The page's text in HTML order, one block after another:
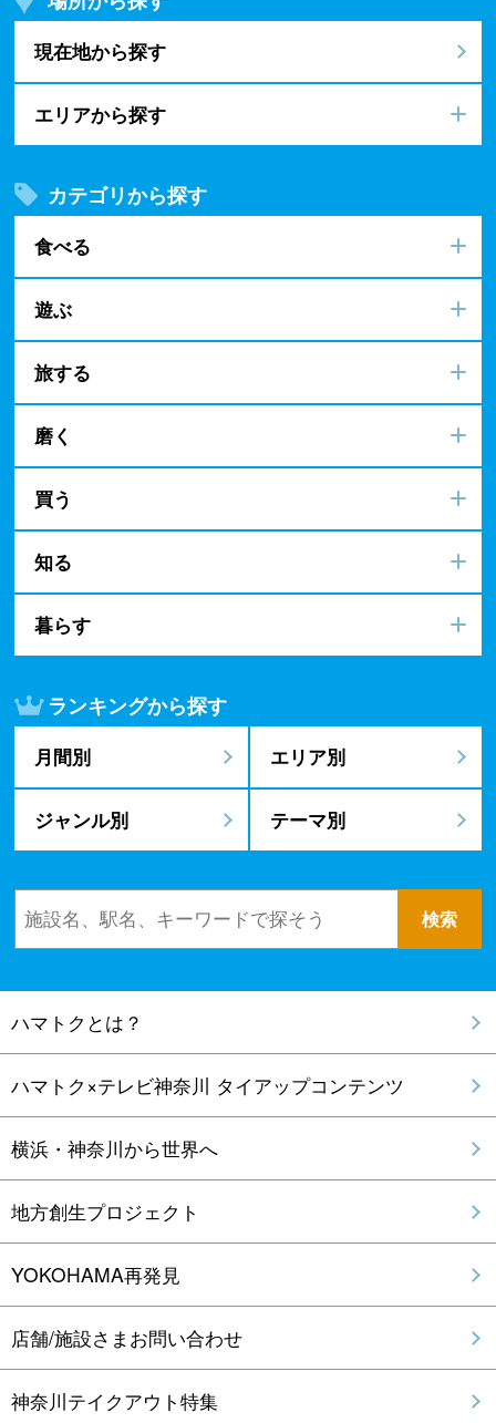
現在地から探す
エリアから探す
カテゴリから探す
食べる
遊ぶ
旅する
磨く
買う
知る
暮らす
ランキングから探す
月間別 エリア別
ジャンル別 テーマ別
ハマトクとは？
ハマトク×テレビ神奈川 タイアップコンテンツ
横浜・神奈川から世界へ
地方創生プロジェクト
YOKOHAMA再発見
店舗/施設さまお問い合わせ
神奈川テイクアウト特集